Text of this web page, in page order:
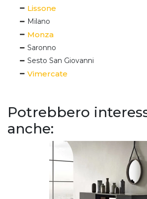
Lissone
Milano
Monza
Saronno
Sesto San Giovanni
Vimercate
Potrebbero
anche: